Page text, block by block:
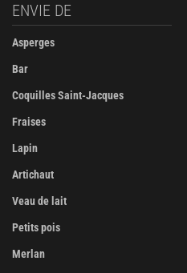
ENVIE DE
Asperges
Bar
Coquilles Saint-Jacques
Fraises
Lapin
Artichaut
Veau de lait
Petits pois
Merlan